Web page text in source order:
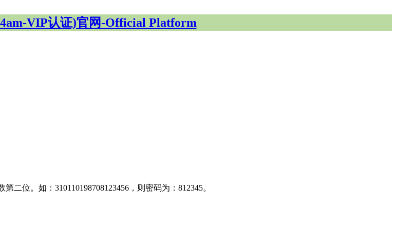
VIP认证)官网-Official Platform
位。如：310110198708123456，则密码为：812345。